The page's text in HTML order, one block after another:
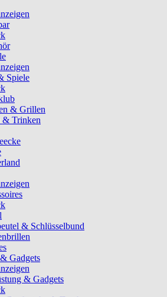
Spiele
& Grillen
& Trinken
& Schlüsselbund
Gadgets
& Gadgets